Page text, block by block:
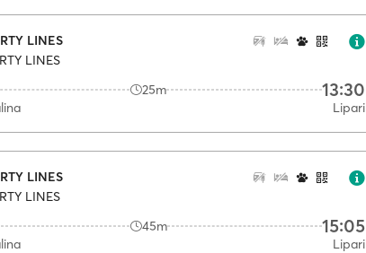
LINES
LINES
25m 13:30
Lipari
LINES
LINES
45m 15:05
Lipari